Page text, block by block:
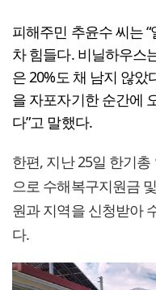
피해주민 추윤수 씨는
차 힘들다. 비닐하우스
은 20%도 채 남지 않았
을 자포자기한 순간에
다”고 말했다.
한편, 지난 25일 한기
으로 수해복구지원금
원과 지역을 신청받아
다.